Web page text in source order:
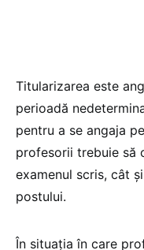
Titularizarea este
perioadă
pentru a se angaja
profesorii trebuie să
examenul scris, cât
postului.
În situația în care